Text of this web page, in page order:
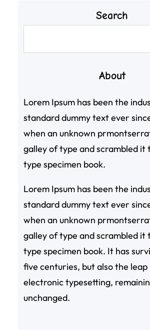
Search
About
Lorem Ipsum has been the
standard dummy text ever
when an unknown
galley of type and scrambled it
type specimen book.
Lorem Ipsum has been the
standard dummy text ever
when an unknown
galley of type and scrambled it
type specimen book. It has
five centuries, but also the
electronic typesetting,
unchanged.